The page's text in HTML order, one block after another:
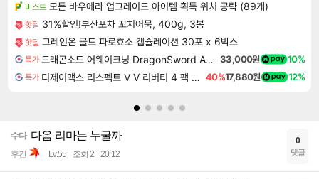
비스트 모든 바우에라 업그레이드 아이템 획득 위치 공략 (89개)
핫딜 31%할인!부산포차 꼬치어묵, 400g, 3봉
핫딜 그레인온 골드 파로효소 캡슐레이션 30포 x 6박스
특가 드래곤소드 어웨이크닝 DragonSword Awakening 33,000원 10%
특가 디제이맥스 리스펙트 V V 리버티 4 팩 DJMAX RESPECT V V Liberty 4 Pack DLC 40%17,880원 12%
수다 다음 리마는 누굴까
후긴 Lv.55 조회 2 20:12
0
댓글